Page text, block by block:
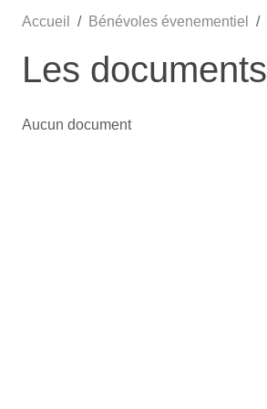
Accueil Bénévoles évenementiel
Les documents
Aucun document